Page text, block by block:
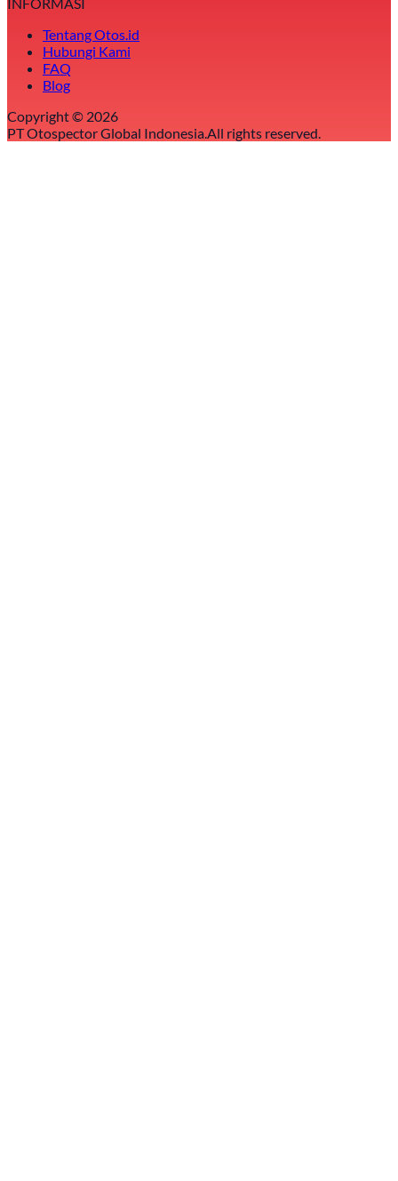
INFORMASI
Tentang Otos.id
Hubungi Kami
FAQ
Blog
Copyright © 2026
PT Otospector Global Indonesia.All rights reserved.